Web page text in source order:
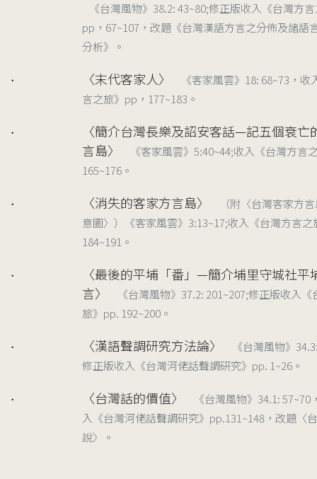
《台灣風物》38.2: 43~80;修正版收入《台灣方
pp，67~107，改題《台灣漢語方言之分佈及諸語
分析》。
〈末代客家人〉
《客家風雲》18: 68~73，收
言之旅》pp，177~183。
〈簡介台灣長樂及詔安客話—記五個衰亡
言島〉
《客家風雲》5:40~44;收入《台灣方言
165~176。
〈消失的客家方言島〉
（附〈台灣客家方
意圖〉）《客家風雲》3:13~17;收入《台灣方言之
184~191。
〈最後的平埔「番」—簡介埔里守城社平
言〉
《台灣風物》37.2: 201~207;修正版收入
旅》pp. 192~200。
〈漢語聲調研究方法論〉
《台灣風物》
修正版收入《台灣河佬話聲調研究》pp. 1~26。
〈台灣話的價值〉
《台灣風物》34.1: 57~70
入《台灣河佬話聲調研究》pp.131~148，改題〈
說〉。